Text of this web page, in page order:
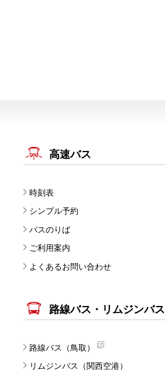
高速バス
時刻表
シンプル予約
バスのりば
ご利用案内
よくあるお問い合わせ
路線バス・リムジンバス
路線バス（鳥取）
リムジンバス（関西空港）